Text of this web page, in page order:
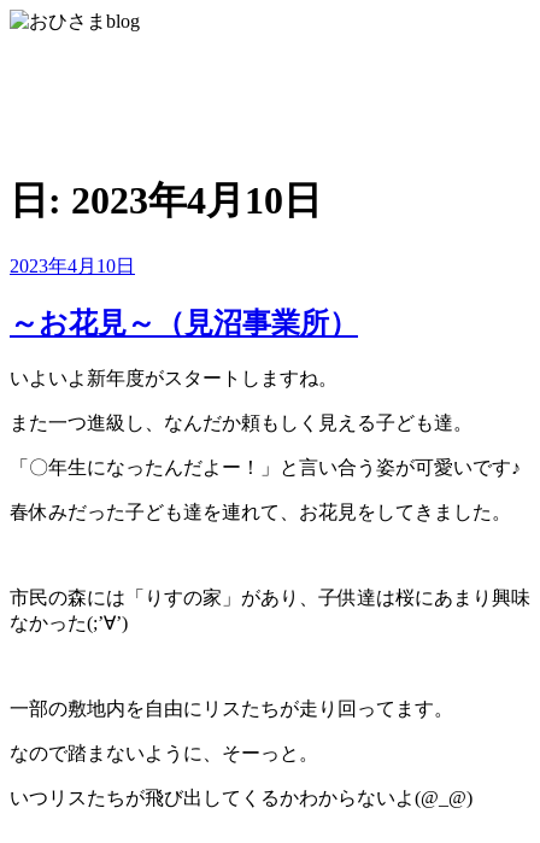
コ
キ
ッ
日: 2023年4月10日
投
2023年4月10日
～お花見～（見沼事業所）
いよいよ新年度がスタートしますね。
また一つ進級し、なんだか頼もしく見える子ども達。
「〇年生になったんだよー！」と言い合う姿が可愛いです♪
春休みだった子ども達を連れて、お花見をしてきました。
市民の森には「りすの家」があり、子供達は桜にあまり興味
なかった(;’∀’)
一部の敷地内を自由にリスたちが走り回ってます。
なので踏まないように、そーっと。
いつリスたちが飛び出してくるかわからないよ(@_@)